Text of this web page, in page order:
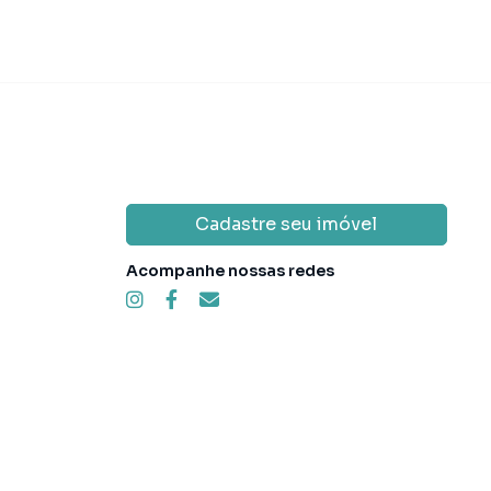
Cadastre seu imóvel
Acompanhe nossas redes